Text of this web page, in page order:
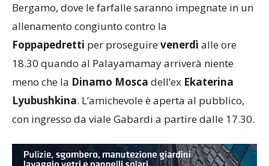
Bergamo, dove le farfalle saranno impegnate in un
allenamento congiunto contro la
Foppapedretti per proseguirevenerdì alle ore
18.30 quando al Palayamamay arriverà niente
meno che la Dinamo Mosca dell’ex Ekaterina
Lyubushkina. L’amichevole è aperta al pubblico,
con ingresso da viale Gabardi a partire dalle 17.30.